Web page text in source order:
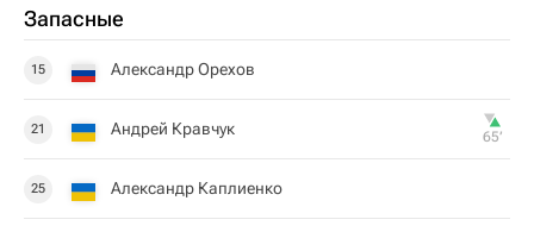
Запасные
15 Александр Орехов
21 Андрей Кравчук 65‎’‎
25 Александр Каплиенко